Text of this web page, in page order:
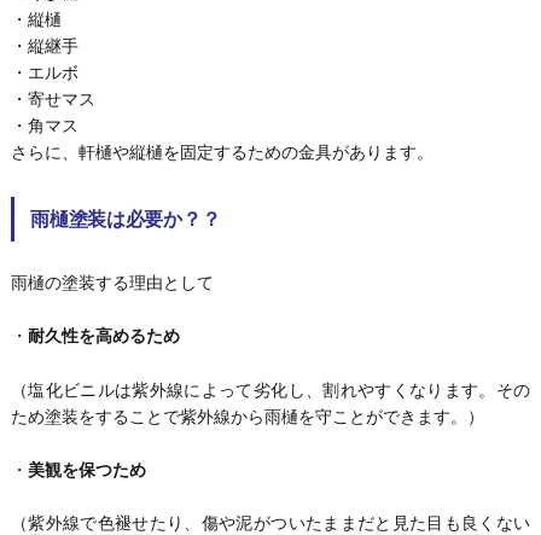
・縦樋
・縦継手
・エルボ
・寄せマス
・角マス
さらに、軒樋や縦樋を固定するための金具があります。
雨樋塗装は必要か？？
雨樋の塗装する理由として
・ 耐久性を高めるため
（塩化ビニルは紫外線によって劣化し、割れやすくなります。その
ため塗装をすることで紫外線から雨樋を守ことができます。）
・ 美観を保つため
（紫外線で色褪せたり、傷や泥がついたままだと見た目も良くない